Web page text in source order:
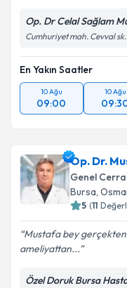
Op. Dr Celal Sağlam
Cumhuriyet mah. Cevval
En Yakın Saatler
10 Ağu
09:00
10 Ağu
Op. Dr.
Genel
Bursa,
5 (11
Mustafa bey
ameliyattan...
Özel Doruk Bursa